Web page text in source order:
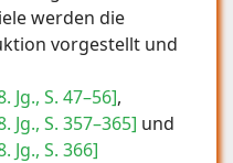
werden die
vorgestellt und
Jg., S. 47–56],
Jg., S. 357–365] und
Jg., S. 366]